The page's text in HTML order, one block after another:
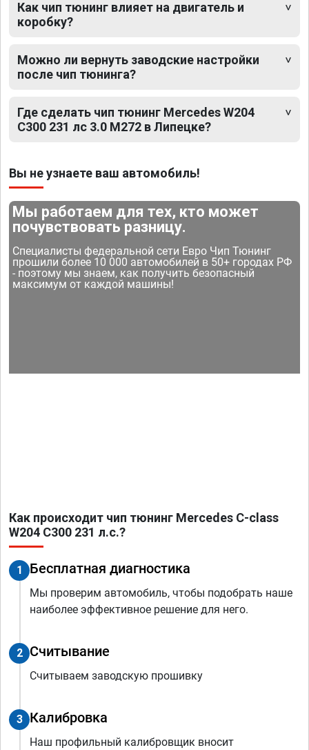
Как чип тюнинг влияет на двигатель и
коробку?
Можно ли вернуть заводские настройки
после чип тюнинга?
Где сделать чип тюнинг Mercedes W204
C300 231 лс 3.0 M272 в Липецке?
Вы не узнаете ваш автомобиль!
Мы работаем для тех, кто может
почувствовать разницу.
Специалисты федеральной сети Евро Чип Тюнинг
прошили более 10 000 автомобилей в 50+ городах РФ
- поэтому мы знаем, как получить безопасный
максимум от каждой машины!
Как происходит чип тюнинг Mercedes C-class
W204 C300 231 л.с.?
1 Бесплатная диагностика
Мы проверим автомобиль, чтобы подобрать наше
наиболее эффективное решение для него.
2 Считывание
Считываем заводскую прошивку
3 Калибровка
Наш профильный калибровщик вносит